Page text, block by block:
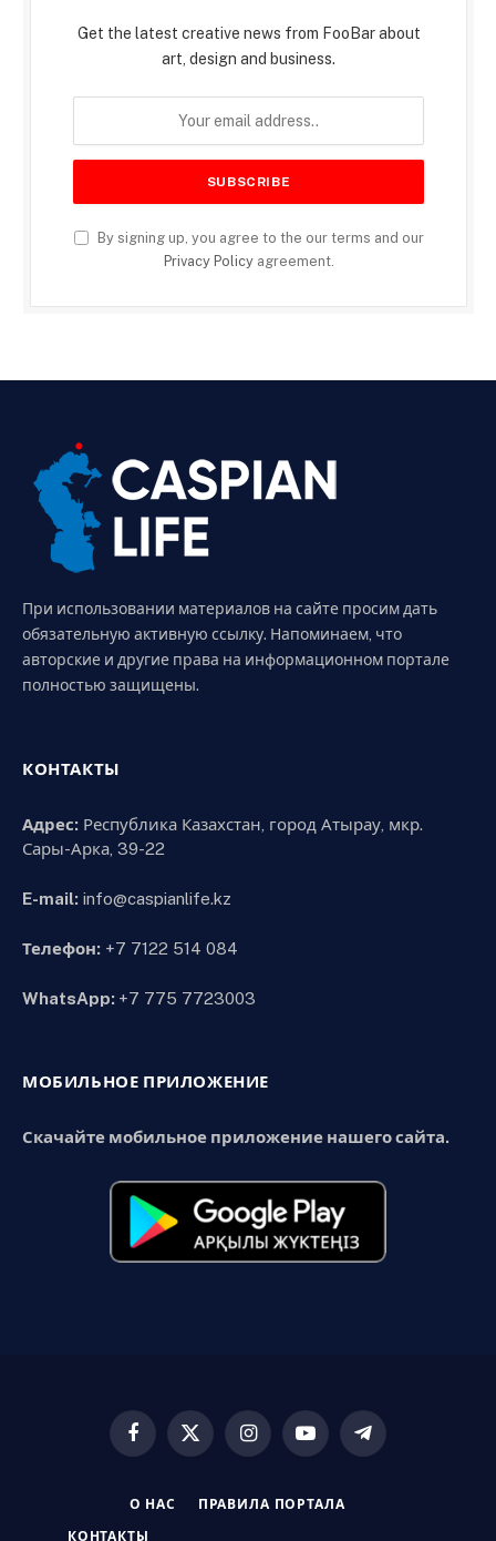
Get the latest creative news from FooBar about
art, design and business.
By signing up, you agree to the our terms and our
Privacy Policyagreement.
При использовании материалов на сайте просим дать
обязательную активную ссылку. Напоминаем, что
авторские и другие права на информационном портале
полностью защищены.
КОНТАКТЫ
Адрес: Республика Казахстан, город Атырау, мкр.
Сары-Арка, 39-22
E-mail: info@caspianlife.kz
Телефон: +7 7122 514 084
WhatsApp: +7 775 7723003
МОБИЛЬНОЕ ПРИЛОЖЕНИЕ
Скачайте мобильное приложение нашего сайта.
Facebook
X
InstagramYouTubeTelegram
О НАС ПРАВИЛА ПОРТАЛА
КОНТАКТЫ